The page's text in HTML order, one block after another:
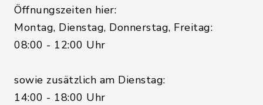
Öffnungszeiten hier:
Montag, Dienstag, Donnerstag, Freitag:
08:00 - 12:00 Uhr
sowie zusätzlich am Dienstag:
14:00 - 18:00 Uhr